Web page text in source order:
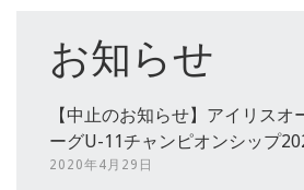
お知らせ
【中止のお知らせ】アイリスオ
ーグU-11チャンピオンシップ
2020年4月29日